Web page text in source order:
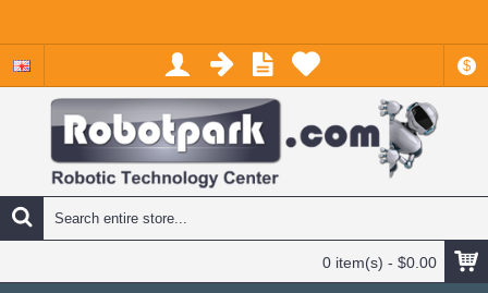
$
0 item(s) - $0.00